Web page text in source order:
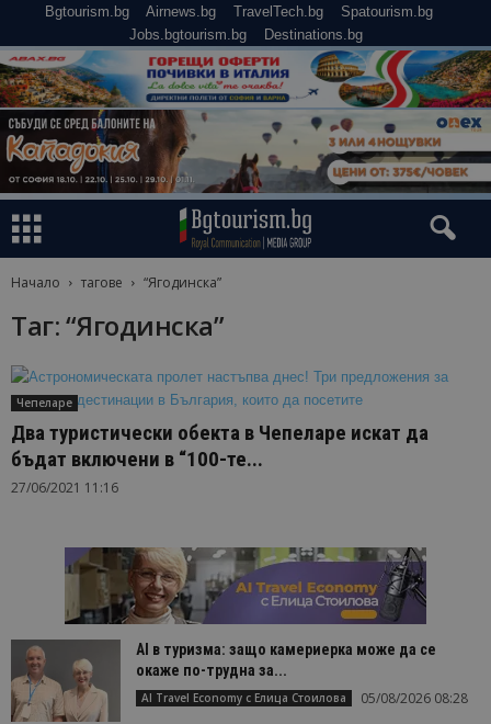
Bgtourism.bg Airnews.bg TravelTech.bg
Spatourism.bg
Jobs.bgtourism.bg
Destinations.bg
Начало тагове “Ягодинска”
Таг: “Ягодинска”
Чепеларе
Два туристически обекта в Чепеларе искат да
бъдат включени в “100-те...
27/06/2021 11:16
AI в туризма: защо камериерка може да се
окаже по-трудна за...
AI Travel Economy с Елица Стоилова 05/08/2026 08:28